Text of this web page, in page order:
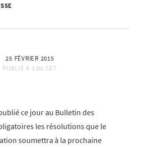
25 FÉVRIER 2015
PUBLIÉ À 1:00 CET
ce jour au Bulletin des
les résolutions que le
soumettra à la prochaine